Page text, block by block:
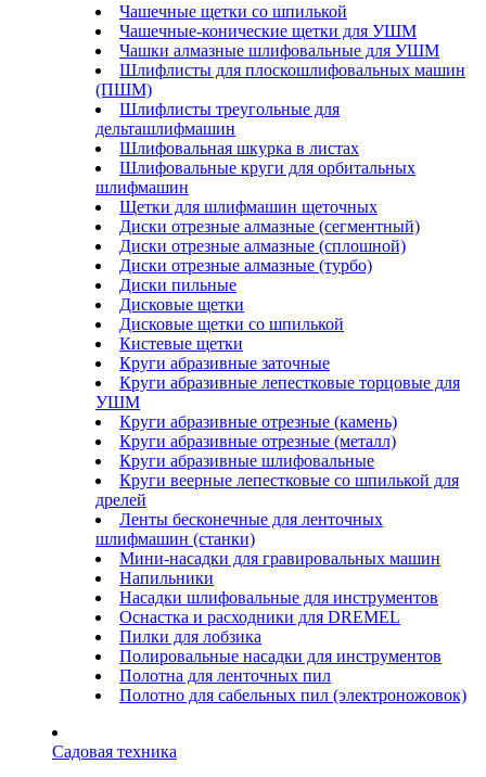
Чашечные щетки со шпилькой
Чашечные-конические щетки для УШМ
Чашки алмазные шлифовальные для УШМ
Шлифлисты для плоскошлифовальных машин
(ПШМ)
Шлифлисты треугольные для
дельташлифмашин
Шлифовальная шкурка в листах
Шлифовальные круги для орбитальных
шлифмашин
Щетки для шлифмашин щеточных
Диски отрезные алмазные (сегментный)
Диски отрезные алмазные (сплошной)
Диски отрезные алмазные (турбо)
Диски пильные
Дисковые щетки
Дисковые щетки со шпилькой
Кистевые щетки
Круги абразивные заточные
Круги абразивные лепестковые торцовые для
УШМ
Круги абразивные отрезные (камень)
Круги абразивные отрезные (металл)
Круги абразивные шлифовальные
Круги веерные лепестковые со шпилькой для
дрелей
Ленты бесконечные для ленточных
шлифмашин (станки)
Мини-насадки для гравировальных машин
Напильники
Насадки шлифовальные для инструментов
Оснастка и расходники для DREMEL
Пилки для лобзика
Полировальные насадки для инструментов
Полотна для ленточных пил
Полотно для сабельных пил (электроножовок)
Садовая техника